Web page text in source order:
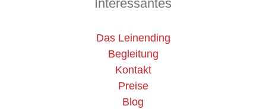
Interessantes
Das Leinending
Begleitung
Kontakt
Preise
Blog